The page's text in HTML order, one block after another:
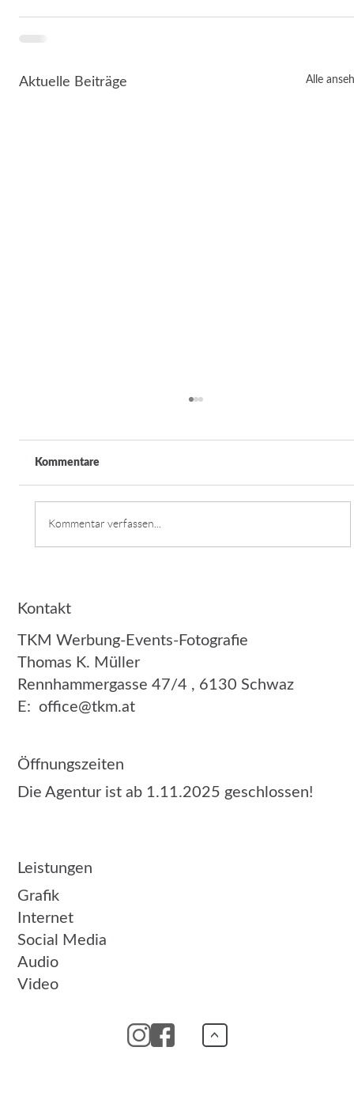
Aktuelle Beiträge Alle
Kommentare
Kommentar verfassen...
Impressum|
>
TKM Werbung-Events-Fotografie
Thomas K. Müller
Rennhammergasse 47/4 , 6130 Schwaz
E: office@tkm.at
Die Agentur ist ab 1.11.2025 geschlossen!
Grafik
Internet
Social Media
Audio
Video
Kontakt
Öffnungszeiten
Leistungen